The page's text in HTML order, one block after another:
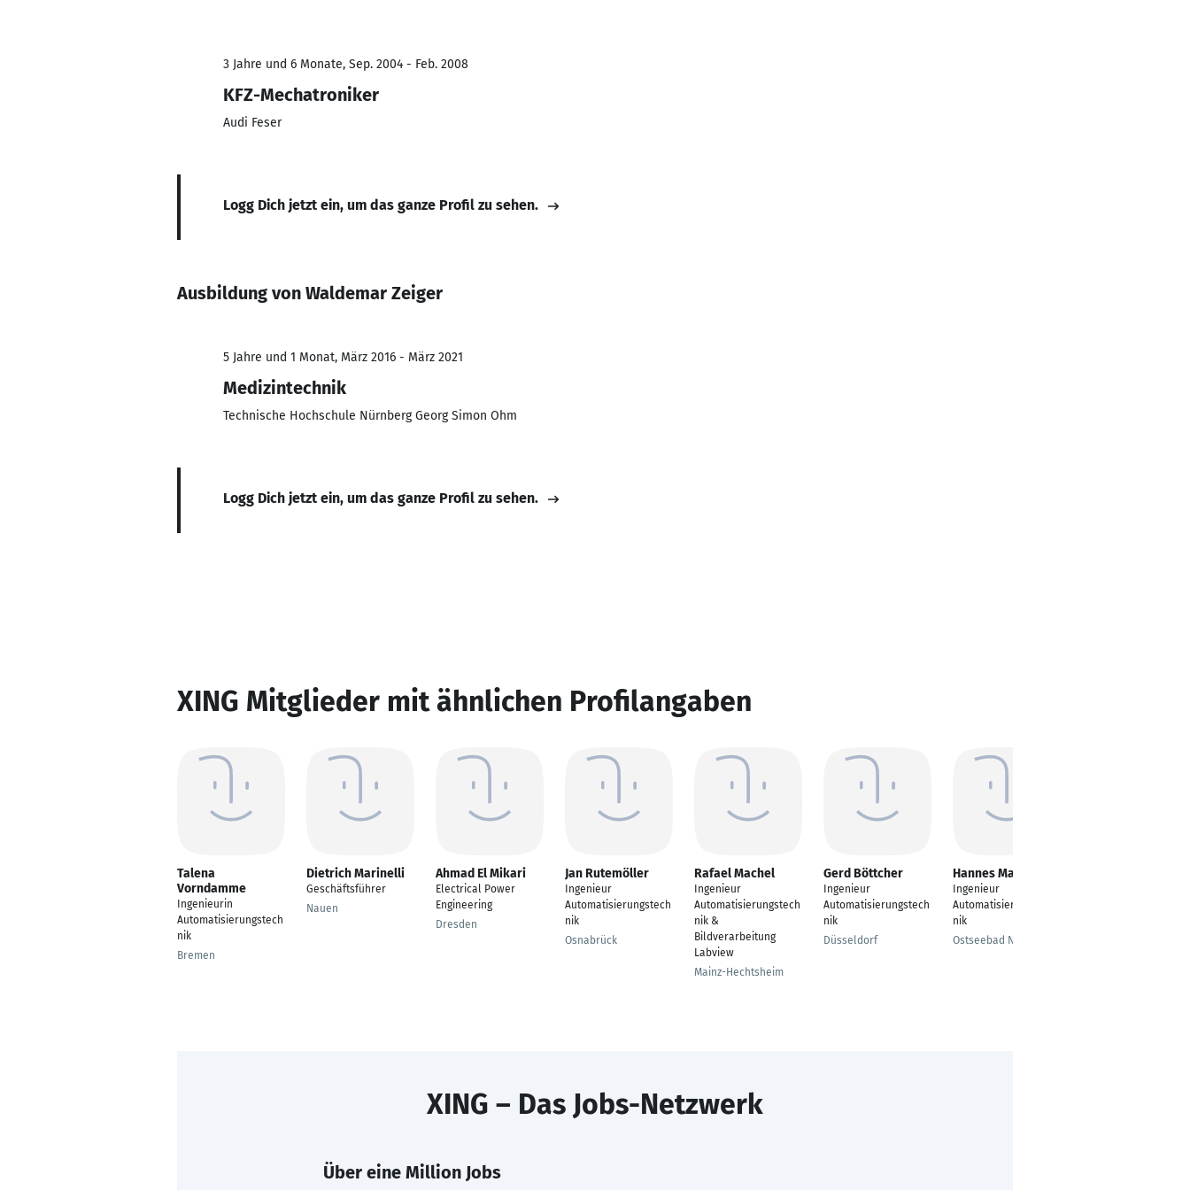
3 Jahre und 6 Monate, Sep. 2004 - Feb. 2008
KFZ-Mechatroniker
Audi Feser
Logg Dich jetzt ein, um das ganze Profil zu sehen.
Ausbildung von Waldemar Zeiger
5 Jahre und 1 Monat, März 2016 - März 2021
Medizintechnik
Technische Hochschule Nürnberg Georg Simon Ohm
Logg Dich jetzt ein, um das ganze Profil zu sehen.
XING Mitglieder mit ähnlichen Profilangaben
Talena
Vorndamme
Ingenieurin
Automatisierungstech
nik
Bremen
Dietrich Marinelli
Geschäftsführer
Nauen
Ahmad El Mikari
Electrical Power
Engineering
Dresden
Jan Rutemöller
Ingenieur
Automatisierungstech
nik
Osnabrück
Rafael Machel
Ingenieur
Automatisierungstech
nik &
Bildverarbeitung
Labview
Mainz-Hechtsheim
Gerd Böttcher
Ingenieur
Automatisierungstech
nik
Düsseldorf
Hannes Maletzke
Ingenieur
Automatisierungstech
nik
Ostseebad Nienhagen
XING – Das Jobs-Netzwerk
Über eine Million Jobs